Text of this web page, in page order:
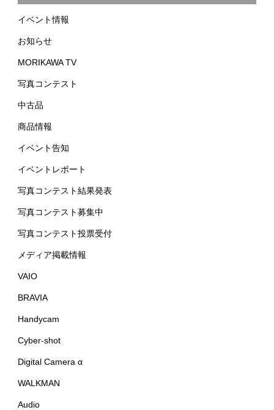
イベント情報
お知らせ
MORIKAWA TV
写真コンテスト
中古品
商品情報
イベント告知
イベントレポート
写真コンテスト結果発表
写真コンテスト募集中
写真コンテスト投票受付
メディア掲載情報
VAIO
BRAVIA
Handycam
Cyber-shot
Digital Camera α
WALKMAN
Audio